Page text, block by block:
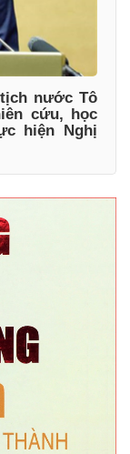
nước Tô
cứu, học
hiện Nghị